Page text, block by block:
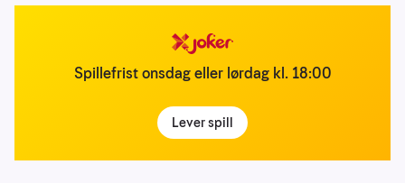
Spillefrist onsdag eller lørdag kl. 18:00
Lever spill